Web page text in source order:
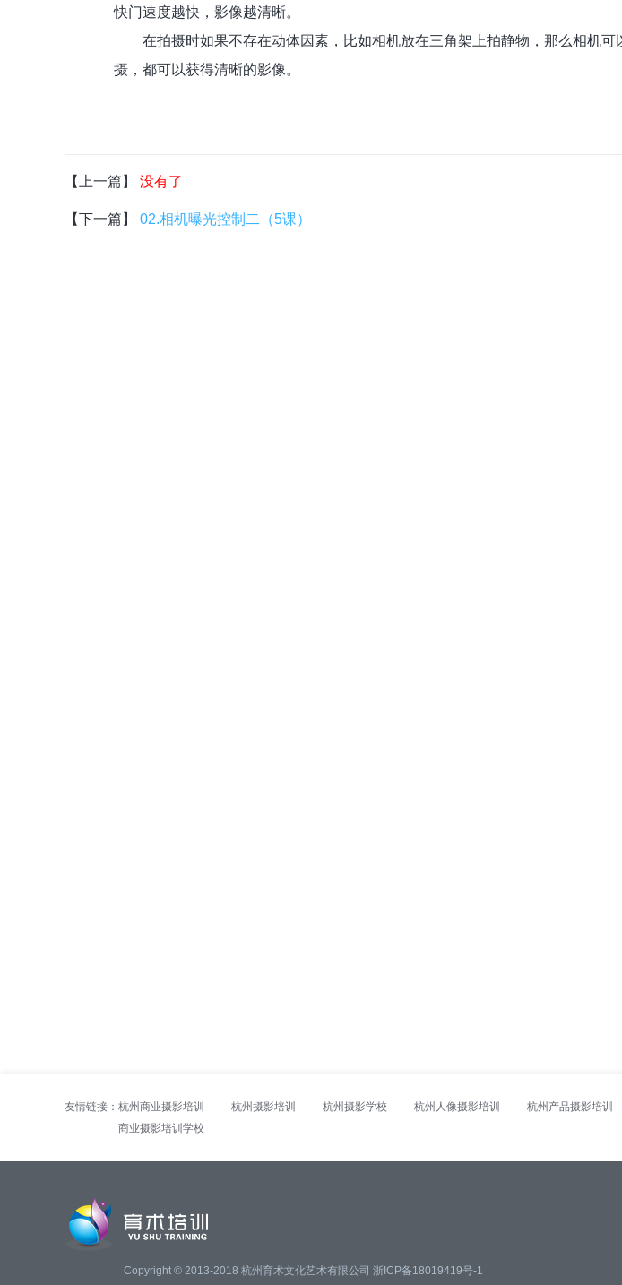
快门速度越快，影像越清晰。
在拍摄时如果不存在动体因素，比如相机放在三角架上拍静物，那么相机可
摄 ，都可以获得清晰的影像。
【上一篇】 没有了
【下一篇】 02.相机曝光控制二（5课）
友情链接： 杭州商业摄影培训 杭州摄影培训 杭州摄影学校 杭州人像摄影培训 杭州产品摄影培训
商业摄影培训学校
Copyright © 2013-2018 杭州育术文化艺术有限公司 浙ICP备18019419号-1